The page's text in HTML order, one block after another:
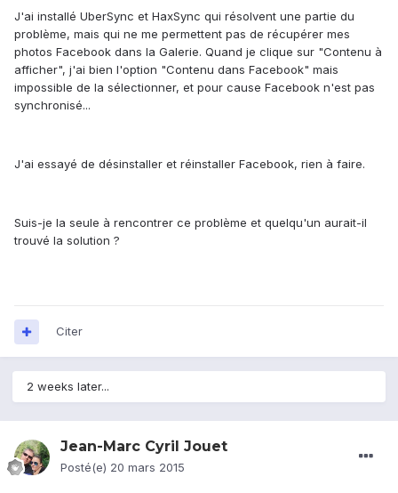
J'ai installé UberSync et HaxSync qui résolvent une partie du
problème, mais qui ne me permettent pas de récupérer mes
photos Facebook dans la Galerie. Quand je clique sur "Contenu à
afficher", j'ai bien l'option "Contenu dans Facebook" mais
impossible de la sélectionner, et pour cause Facebook n'est pas
synchronisé...
J'ai essayé de désinstaller et réinstaller Facebook, rien à faire.
Suis-je la seule à rencontrer ce problème et quelqu'un aurait-il
trouvé la solution ?
Citer
2 weeks later...
Jean-Marc Cyril Jouet
Posté(e) 20 mars 2015